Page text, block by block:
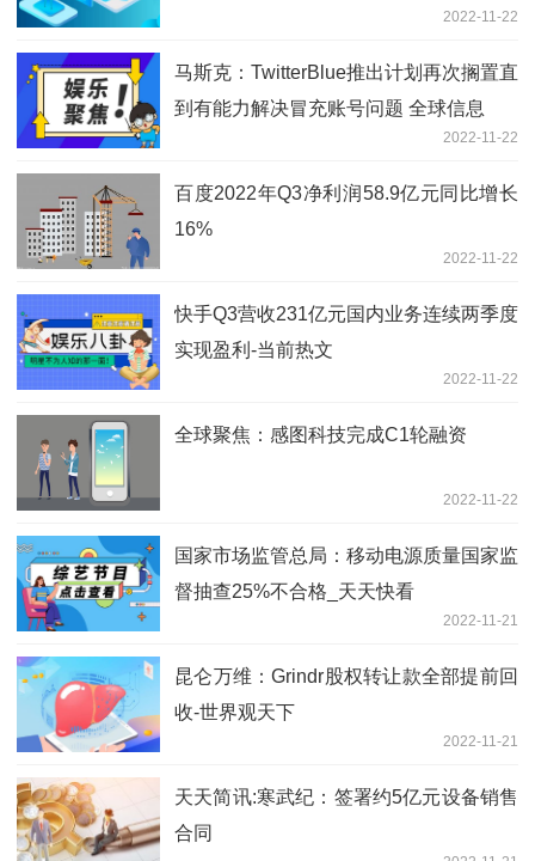
2022-11-22
马斯克：TwitterBlue推出计划再次搁置直
到有能力解决冒充账号问题 全球信息
2022-11-22
百度2022年Q3净利润58.9亿元同比增长
16%
2022-11-22
快手Q3营收231亿元国内业务连续两季度
实现盈利-当前热文
2022-11-22
全球聚焦：感图科技完成C1轮融资
2022-11-22
国家市场监管总局：移动电源质量国家监
督抽查25%不合格_天天快看
2022-11-21
昆仑万维：Grindr股权转让款全部提前回
收-世界观天下
2022-11-21
天天简讯:寒武纪：签署约5亿元设备销售
合同